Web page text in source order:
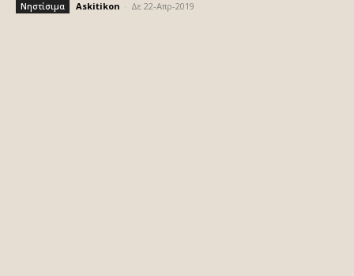
Νηστίσιμα Askitikon Δε 22-Απρ-2019